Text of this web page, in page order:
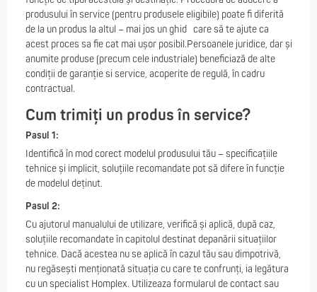
produsului în service (pentru produsele eligibile) poate fi diferită
de la un produs la altul – mai jos un ghid care să te ajute ca
acest proces sa fie cat mai ușor posibil.Persoanele juridice, dar și
anumite produse (precum cele industriale) beneficiază de alte
condiții de garanție si service, acoperite de regulă, în cadru
contractual.
Cum trimiți un produs în service?
Pasul 1:
Identifică în mod corect modelul produsului tău – specificațiile
tehnice și implicit, soluțiile recomandate pot să difere în funcție
de modelul deținut.
Pasul 2:
Cu ajutorul manualului de utilizare, verifică și aplică, după caz,
soluțiile recomandate în capitolul destinat depanării situațiilor
tehnice. Dacă acestea nu se aplică în cazul tău sau dimpotrivă,
nu regăsești menționată situația cu care te confrunți, ia legătura
cu un specialist Homplex. Utilizeaza formularul de contact sau